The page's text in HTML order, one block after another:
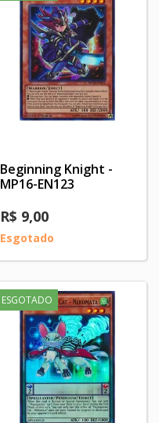
Beginning Knight -
MP16-EN123
R$ 9,00
Esgotado
ESGOTADO